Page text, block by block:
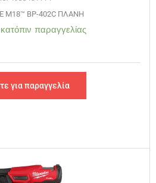
M18™ BP-402C ΠΛΑΝΗ
παραγγελίας
για παραγγελία